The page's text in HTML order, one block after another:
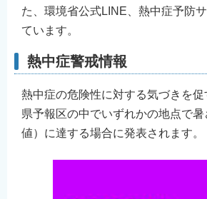
た、環境省公式LINE、熱中症予防
ています。
熱中症警戒情報
熱中症の危険性に対する気づきを
県予報区の中でいずれかの地点で暑
値）に達する場合に発表されます。